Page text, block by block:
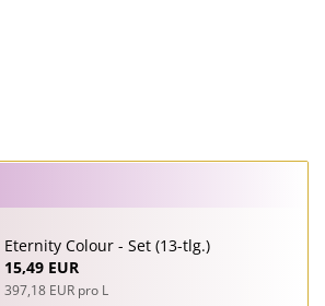
Eternity Colour - Set (13-tlg.)
15,49 EUR
397,18 EUR pro L